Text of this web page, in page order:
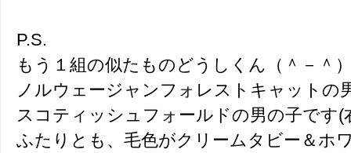
P.S.
もう１組の似たものどうしくん（＾－＾
ノルウェージャンフォレストキャットの
スコティッシュフォールドの男の子です(
ふたりとも、毛色がクリームタビー＆ホ